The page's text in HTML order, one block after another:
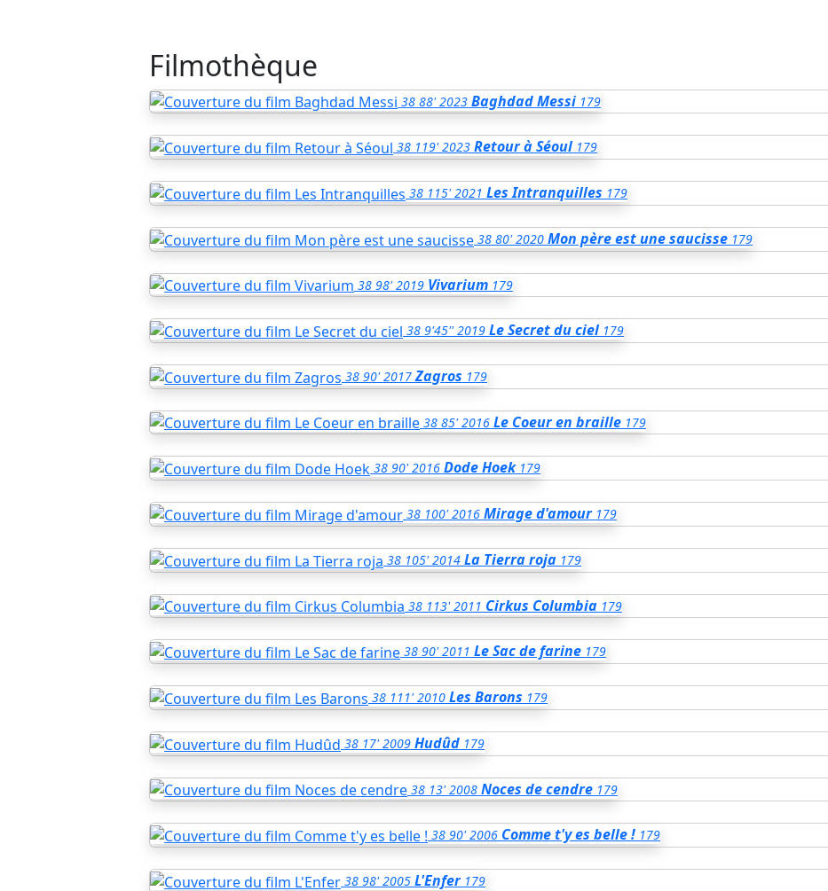
Filmothèque
38 88' 2023 Baghdad Messi 179
38 119' 2023 Retour à Séoul 179
38 115' 2021 Les Intranquilles 179
38 80' 2020 Mon père est une saucisse 179
38 98' 2019 Vivarium 179
38 9'45'' 2019 Le Secret du ciel 179
38 90' 2017 Zagros 179
38 85' 2016 Le Coeur en braille 179
38 90' 2016 Dode Hoek 179
38 100' 2016 Mirage d'amour 179
38 105' 2014 La Tierra roja 179
38 113' 2011 Cirkus Columbia 179
38 90' 2011 Le Sac de farine 179
38 111' 2010 Les Barons 179
38 17' 2009 Hudûd 179
38 13' 2008 Noces de cendre 179
38 90' 2006 Comme t'y es belle ! 179
38 98' 2005 L'Enfer 179